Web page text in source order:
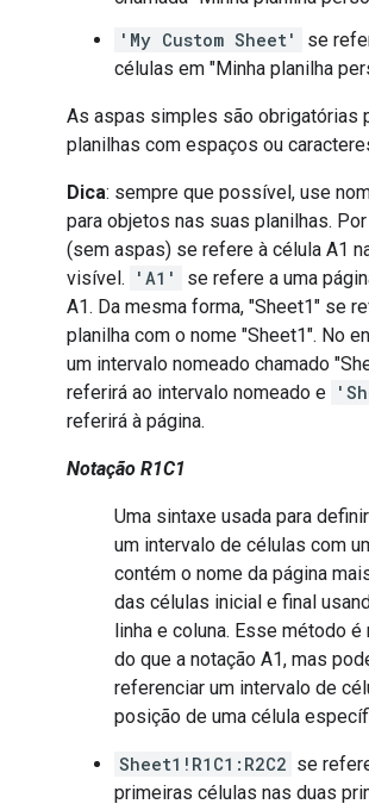
'My Custom Sheet'
se
células em "Minha planilha
As aspas simples são obrigatórias
planilhas com espaços ou
Dica: sempre que possível, use
para objetos nas suas planilhas.
(sem aspas) se refere à célula A1
visível.
'A1'
se refere a uma
A1. Da mesma forma, "Sheet1" se
planilha com o nome "Sheet1". No
um intervalo nomeado chamado
referirá ao intervalo nomeado e
referirá à página.
Notação R1C1
Uma sintaxe usada para
um intervalo de células com
contém o nome da página
das células inicial e final
linha e coluna. Esse método
do que a notação A1, mas
referenciar um intervalo de
posição de uma célula
Sheet1!R1C1:R2C2 se
primeiras células nas duas